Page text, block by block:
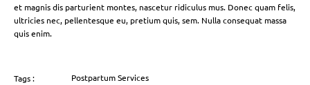
et magnis dis parturient montes, nascetur ridiculus mus. Donec quam felis,
ultricies nec, pellentesque eu, pretium quis, sem. Nulla consequat massa
quis enim.
Tags : Postpartum Services